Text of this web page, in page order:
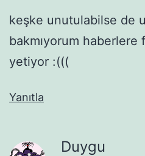
keşke unutulabilse de
bakmıyorum
yetiyor :(((
Yanıtla
Duygu